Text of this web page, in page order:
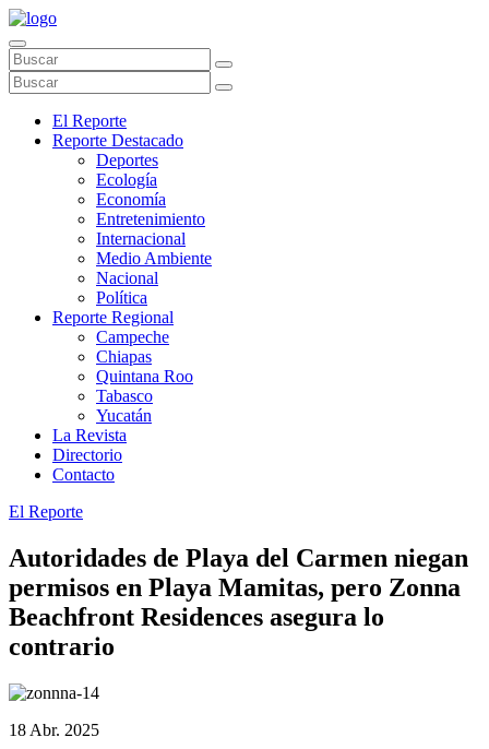
El Reporte
Reporte Destacado
Deportes
Ecología
Economía
Entretenimiento
Internacional
Medio Ambiente
Nacional
Política
Reporte Regional
Campeche
Chiapas
Quintana Roo
Tabasco
Yucatán
La Revista
Directorio
Contacto
El Reporte
Autoridades de Playa del Carmen niegan
permisos en Playa Mamitas, pero Zonna
Beachfront Residences asegura lo
contrario
18 Abr. 2025